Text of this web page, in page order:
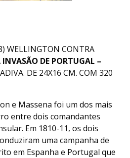
WELLINGTON CONTRA
INVASÃO DE PORTUGAL –
DE 24X16 CM. COM 320
e Massena foi um dos mais
entre dois comandantes
Em 1810-11, os dois
uma campanha de
em Espanha e Portugal que